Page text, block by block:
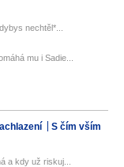
nechtěl*...
mu i Sadie...
S čím vším
a kdy už riskuj...